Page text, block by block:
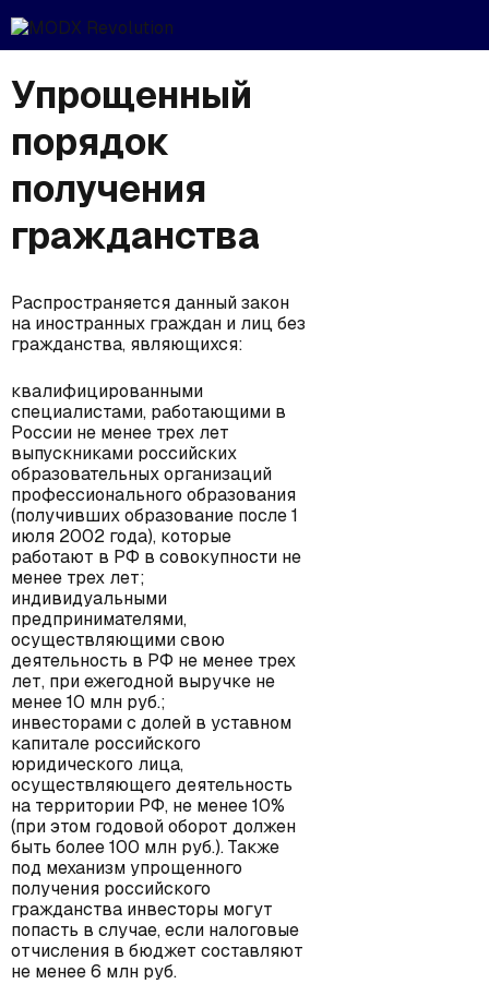
Упрощенный
порядок
получения
гражданства
Распространяется данный закон
на иностранных граждан и лиц без
гражданства, являющихся:
квалифицированными
специалистами, работающими в
России не менее трех лет
выпускниками российских
образовательных организаций
профессионального образования
(получивших образование после 1
июля 2002 года), которые
работают в РФ в совокупности не
менее трех лет;
индивидуальными
предпринимателями,
осуществляющими свою
деятельность в РФ не менее трех
лет, при ежегодной выручке не
менее 10 млн руб.;
инвесторами с долей в уставном
капитале российского
юридического лица,
осуществляющего деятельность
на территории РФ, не менее 10%
(при этом годовой оборот должен
быть более 100 млн руб.). Также
под механизм упрощенного
получения российского
гражданства инвесторы могут
попасть в случае, если налоговые
отчисления в бюджет составляют
не менее 6 млн руб.